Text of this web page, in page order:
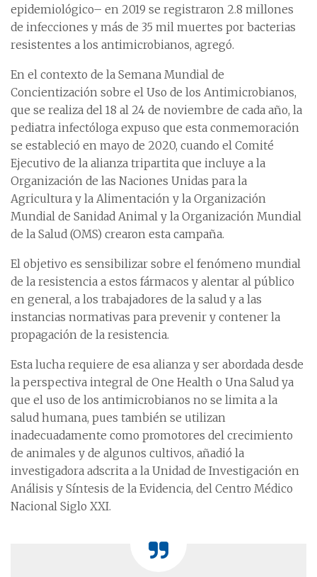
epidemiológico– en 2019 se registraron 2.8 millones
de infecciones y más de 35 mil muertes por bacterias
resistentes a los antimicrobianos, agregó.
En el contexto de la Semana Mundial de
Concientización sobre el Uso de los Antimicrobianos,
que se realiza del 18 al 24 de noviembre de cada año, la
pediatra infectóloga expuso que esta conmemoración
se estableció en mayo de 2020, cuando el Comité
Ejecutivo de la alianza tripartita que incluye a la
Organización de las Naciones Unidas para la
Agricultura y la Alimentación y la Organización
Mundial de Sanidad Animal y la Organización Mundial
de la Salud (OMS) crearon esta campaña.
El objetivo es sensibilizar sobre el fenómeno mundial
de la resistencia a estos fármacos y alentar al público
en general, a los trabajadores de la salud y a las
instancias normativas para prevenir y contener la
propagación de la resistencia.
Esta lucha requiere de esa alianza y ser abordada desde
la perspectiva integral de One Health o Una Salud ya
que el uso de los antimicrobianos no se limita a la
salud humana, pues también se utilizan
inadecuadamente como promotores del crecimiento
de animales y de algunos cultivos, añadió la
investigadora adscrita a la Unidad de Investigación en
Análisis y Síntesis de la Evidencia, del Centro Médico
Nacional Siglo XXI.